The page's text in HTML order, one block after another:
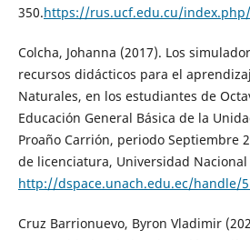
350.https://rus.ucf.edu.cu/
Colcha, Johanna (2017). Los
recursos didácticos para el
Naturales, en los estudiantes de
Educación General Básica de la
Proaño Carrión, periodo Septiembre
de licenciatura, Universidad
http://dspace.unach.edu.ec/handle/
Cruz Barrionuevo, Byron Vladimir